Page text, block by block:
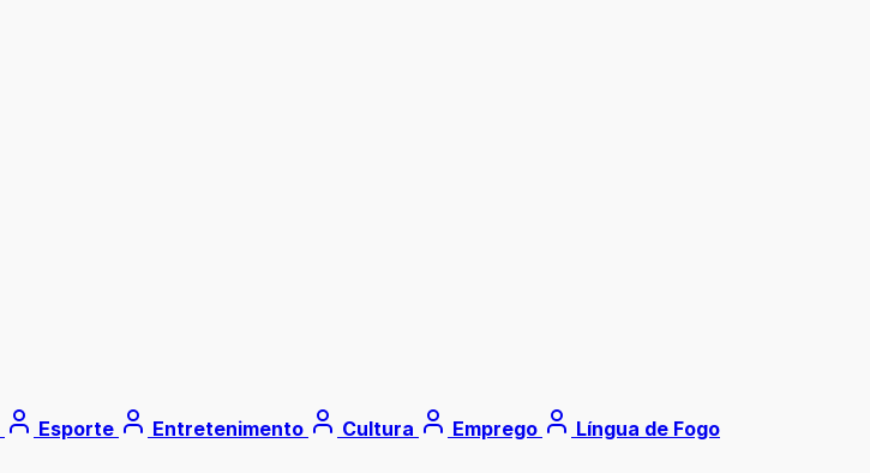
Esporte Entretenimento Cultura Emprego Língua de Fogo